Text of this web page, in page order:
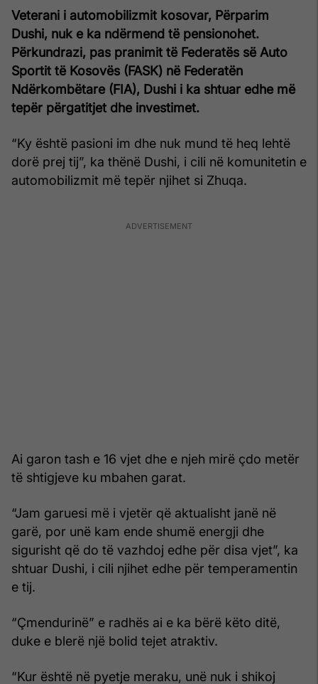
Veterani i automobilizmit kosovar, Përparim
Dushi, nuk e ka ndërmend të pensionohet.
Përkundrazi, pas pranimit të Federatës së Auto
Sportit të Kosovës (FASK) në Federatën
Ndërkombëtare (FIA), Dushi i ka shtuar edhe më
tepër përgatitjet dhe investimet.
“Ky është pasioni im dhe nuk mund të heq lehtë
dorë prej tij”, ka thënë Dushi, i cili në komunitetin e
automobilizmit më tepër njihet si Zhuqa.
Ai garon tash e 16 vjet dhe e njeh mirë çdo metër
të shtigjeve ku mbahen garat.
“Jam garuesi më i vjetër që aktualisht janë në
garë, por unë kam ende shumë energji dhe
sigurisht që do të vazhdoj edhe për disa vjet”, ka
shtuar Dushi, i cili njihet edhe për temperamentin
e tij.
“Çmendurinë” e radhës ai e ka bërë këto ditë,
duke e blerë një bolid tejet atraktiv.
“Kur është në pyetje meraku, unë nuk i shikoj